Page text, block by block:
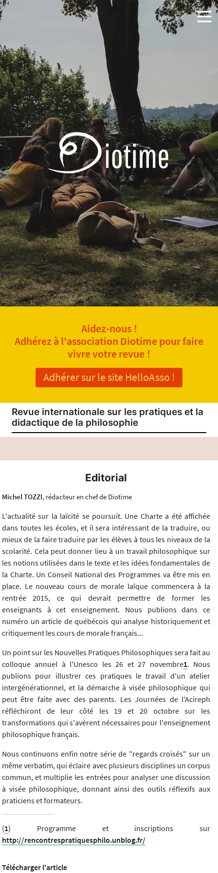
Aidez-nous !
Adhérez à l'association Diotime pour faire
vivre votre revue !
Adhérer sur le site HelloAsso !
Revue internationale sur les pratiques et la
didactique de la philosophie
Editorial
Michel TOZZI, rédacteur en chef de Diotime
L'actualité sur la laïcité se poursuit. Une Charte a été affichée
dans toutes les écoles, et il sera intéressant de la traduire, ou
mieux de la faire traduire par les élèves à tous les niveaux de la
scolarité. Cela peut donner lieu à un travail philosophique sur
les notions utilisées dans le texte et les idées fondamentales de
la Charte. Un Conseil National des Programmes va être mis en
place. Le nouveau cours de morale laïque commencera à la
rentrée 2015, ce qui devrait permettre de former les
enseignants à cet enseignement. Nous publions dans ce
numéro un article de québécois qui analyse historiquement et
critiquement les cours de morale français...
Un point sur les Nouvelles Pratiques Philosophiques sera fait au
colloque annuel à l'Unesco les 26 et 27 novembre1. Nous
publions pour illustrer ces pratiques le travail d'un atelier
intergénérationnel, et la démarche à visée philosophique qui
peut être faite avec des parents. Les Journées de l'Acireph
réfléchiront de leur côté les 19 et 20 octobre sur les
transformations qui s'avèrent nécessaires pour l'enseignement
philosophique français.
Nous continuons enfin notre série de "regards croisés" sur un
même verbatim, qui éclaire avec plusieurs disciplines un corpus
commun, et multiplie les entrées pour analyser une discussion
à visée philosophique, donnant ainsi des outils réflexifs aux
praticiens et formateurs.
(1) Programme et inscriptions sur
http://rencontrespratiquesphilo.unblog.fr/
Télécharger l'article